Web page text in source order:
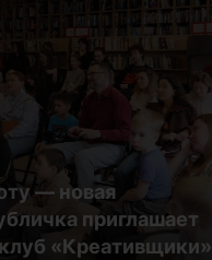
в Музее
работу
«Небесная
синего цвета в
— новая
приглашает
«Креативщики»